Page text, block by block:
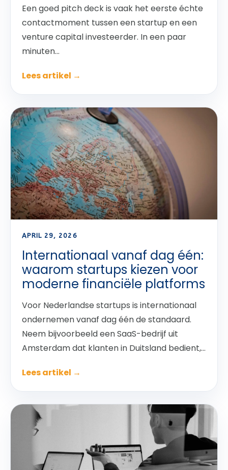
Een goed pitch deck is vaak het eerste échte
contactmoment tussen een startup en een
venture capital investeerder. In een paar
minuten...
Lees artikel →
APRIL 29, 2026
Internationaal vanaf dag één:
waarom startups kiezen voor
moderne financiële platforms
Voor Nederlandse startups is internationaal
ondernemen vanaf dag één de standaard.
Neem bijvoorbeeld een SaaS-bedrijf uit
Amsterdam dat klanten in Duitsland bedient,...
Lees artikel →